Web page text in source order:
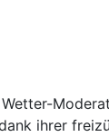
ihrer